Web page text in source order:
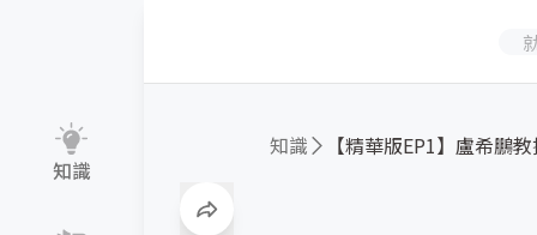
知識
知識 【精華版EP1】盧希鵬